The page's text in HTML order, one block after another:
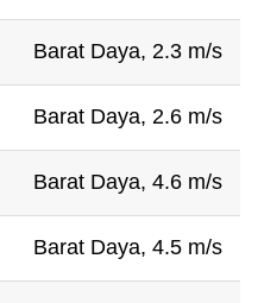
Barat Daya, 2.3 m/s
Barat Daya, 2.6 m/s
Barat Daya, 4.6 m/s
Barat Daya, 4.5 m/s